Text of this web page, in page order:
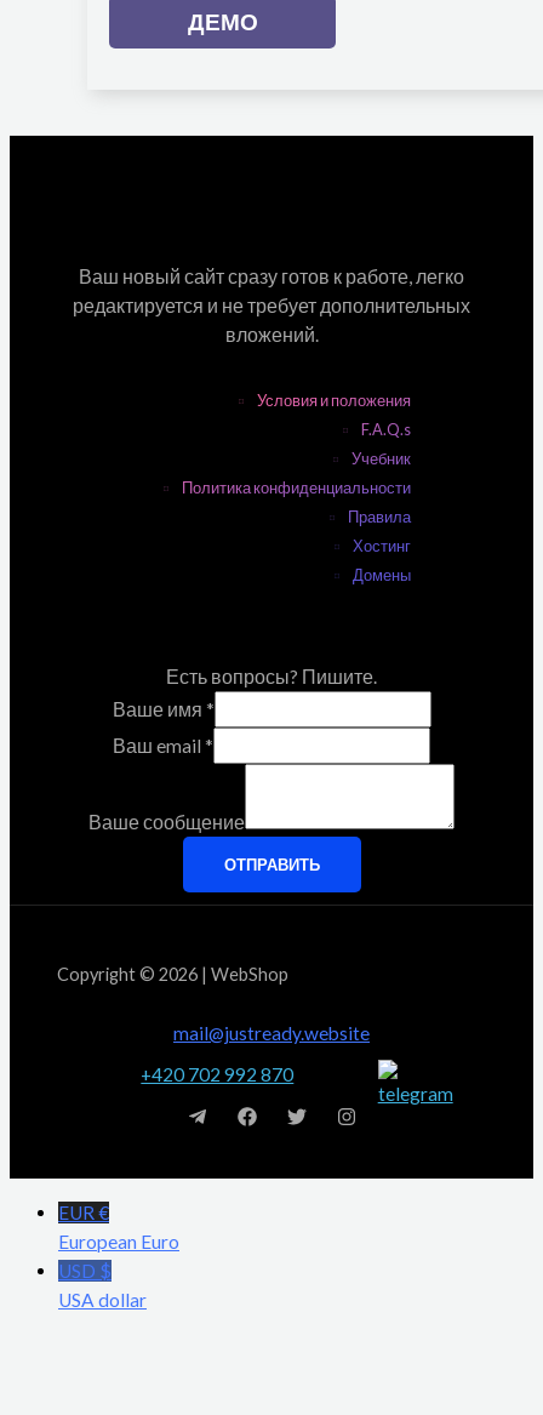
ДЕМО
Ваш новый сайт сразу готов к работе, легко
редактируется и не требует дополнительных
вложений.
Условия и положения
F.A.Q.s
Учебник
Политика конфиденциальности
Правила
Хостинг
Домены
Есть вопросы? Пишите.
Ваше имя *
Ваш email *
Ваше сообщение
ОТПРАВИТЬ
Copyright © 2026 | WebShop
mail@justready.website
+420 702 992 870
EUR €
European Euro
USD $
USA dollar